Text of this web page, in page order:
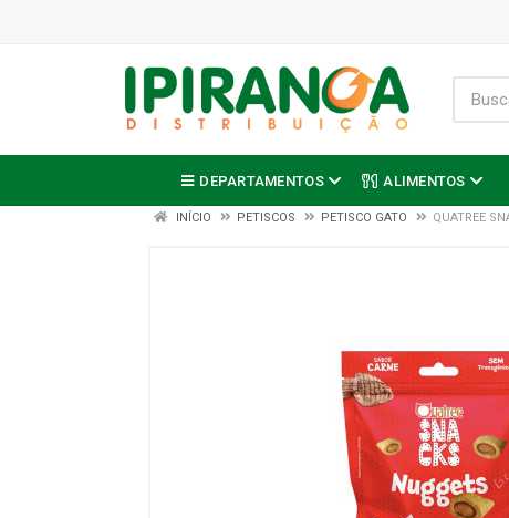
DEPARTAMENTOS ALIMENTOS
INÍCIO PETISCOS PETISCO GATO QUATREE